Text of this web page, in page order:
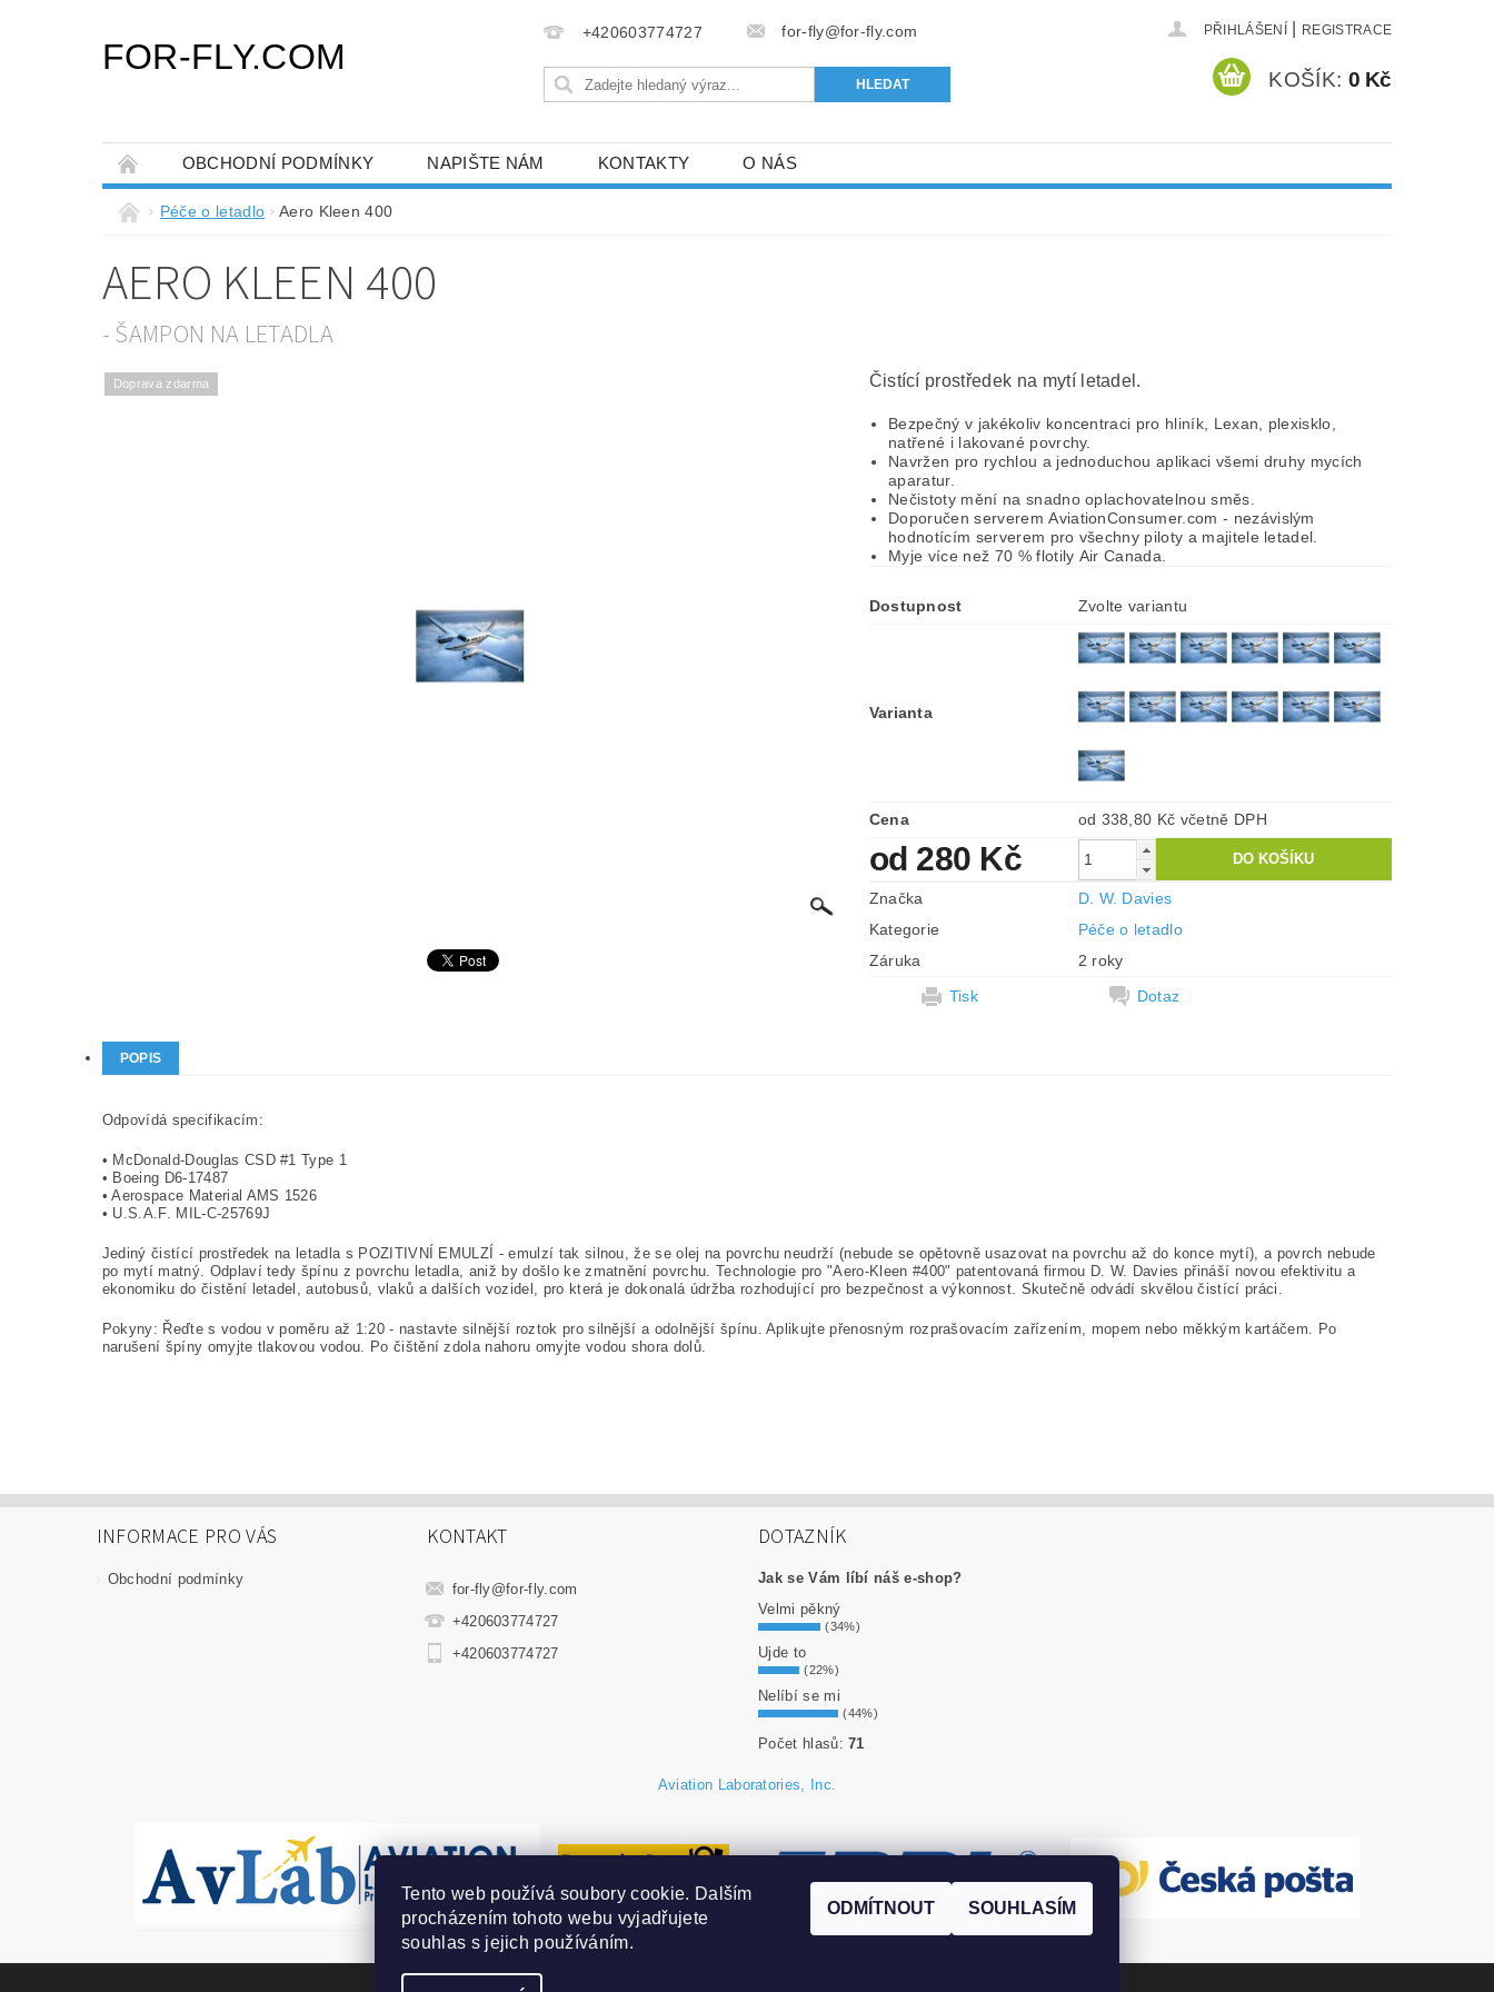
FOR-FLY.COM
+420603774727 for-fly@for-fly.com PŘIHLÁŠENÍ REGISTRACE
KOŠÍK: 0 Kč
OBCHODNÍ PODMÍNKY NAPIŠTE NÁM KONTAKTY O NÁS
Péče o letadlo Aero Kleen 400
AERO KLEEN 400
- ŠAMPON NA LETADLA
Doprava zdarma Čistící prostředek na mytí letadel.
Bezpečný v jakékoliv koncentraci pro hliník, Lexan, plexisklo,
natřené i lakované povrchy.
Navržen pro rychlou a jednoduchou aplikaci všemi druhy mycích
aparatur.
Nečistoty mění na snadno oplachovatelnou směs.
Doporučen serverem AviationConsumer.com - nezávislým
hodnotícím serverem pro všechny piloty a majitele letadel.
Myje více než 70 % flotily Air Canada.
Dostupnost Zvolte variantu
Varianta
Cena od 338,80 Kč včetně DPH
od 280 Kč
Značka
D. W. Davies
Kategorie
Péče o letadlo
Záruka
2 roky
Tisk
Dotaz
POPIS
Odpovídá specifikacím:
• McDonald-Douglas CSD #1 Type 1
• Boeing D6-17487
• Aerospace Material AMS 1526
• U.S.A.F. MIL-C-25769J
Jediný čistící prostředek na letadla s POZITIVNÍ EMULZÍ - emulzí tak silnou, že se olej na povrchu neudrží (nebude se opětovně usazovat na povrchu až do konce mytí), a povrch nebude
po mytí matný. Odplaví tedy špínu z povrchu letadla, aniž by došlo ke zmatnění povrchu. Technologie pro "Aero-Kleen #400" patentovaná firmou D. W. Davies přináší novou efektivitu a
ekonomiku do čistění letadel, autobusů, vlaků a dalších vozidel, pro která je dokonalá údržba rozhodující pro bezpečnost a výkonnost. Skutečně odvádí skvělou čistící práci.
Pokyny: Řeďte s vodou v poměru až 1:20 - nastavte silnější roztok pro silnější a odolnější špínu. Aplikujte přenosným rozprašovacím zařízením, mopem nebo měkkým kartáčem. Po
narušení špíny omyjte tlakovou vodou. Po čištění zdola nahoru omyjte vodou shora dolů.
INFORMACE PRO VÁS
Obchodní podmínky
KONTAKT
for-fly@for-fly.com
+420603774727
+420603774727
DOTAZNÍK
Jak se Vám líbí náš e-shop?
Velmi pěkný
(34%)
Ujde to
(22%)
Nelíbí se mi
(44%)
Počet hlasů:71
Aviation Laboratories, Inc.
Tento web používá soubory cookie. Dalším
procházením tohoto webu vyjadřujete
souhlas s jejich používáním.
ODMÍTNOUT SOUHLASÍM